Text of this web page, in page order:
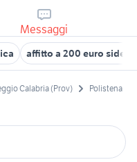
Messaggi
affitto a 200 euro
Calabria (Prov) Polistena